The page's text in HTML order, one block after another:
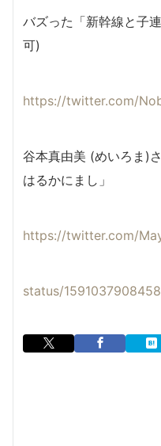
バズった「新幹線と子
可)
https://twitter.com/
谷本真由美 (めいろま)
はるかにまし」
https://twitter.com/
status/